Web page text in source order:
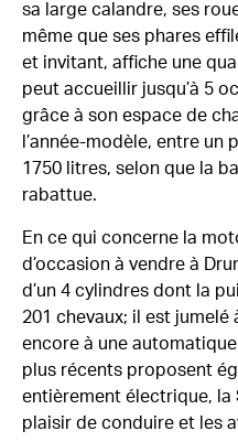
sa large calandre, ses
même que ses phares
et invitant, affiche une
peut accueillir jusqu’à 5
grâce à son espace de
l’année-modèle, entre un
1750 litres, selon que la
rabattue.
En ce qui concerne la
d’occasion à vendre à
d’un 4 cylindres dont la
201 chevaux; il est jumelé
encore à une
plus récents proposent
entièrement électrique, la
plaisir de conduire et les